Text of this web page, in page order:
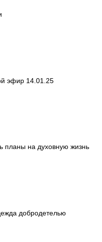
эфир 14.01.25
планы на духовную жизнь
добродетелью